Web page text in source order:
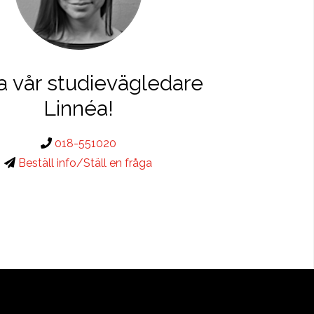
vår studievägledare
Linnéa!
018-551020
Beställ info/Ställ en fråga